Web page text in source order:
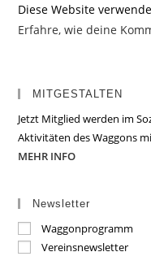
Diese Website
Erfahre, wie deine
MITGESTALTEN
Jetzt Mitglied werden im
Aktivitäten des Waggons
MEHR INFO
Newsletter
Waggonprogramm
Vereinsnewsletter